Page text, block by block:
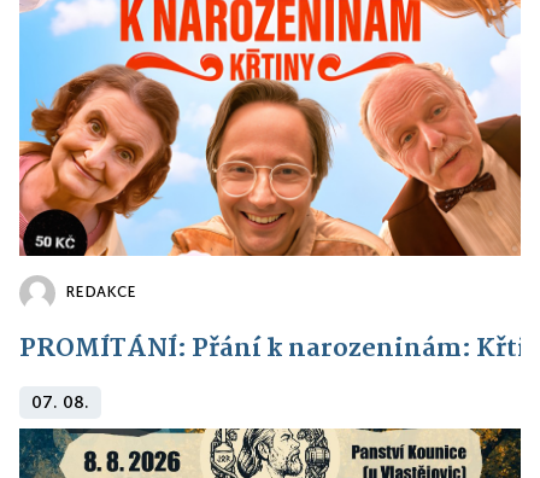
REDAKCE
PROMÍTÁNÍ: Přání k narozeninám:
07. 08.